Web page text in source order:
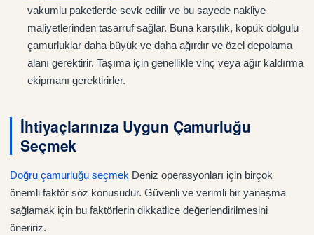
vakumlu paketlerde sevk edilir ve bu sayede nakliye
maliyetlerinden tasarruf sağlar. Buna karşılık, köpük dolgulu
çamurluklar daha büyük ve daha ağırdır ve özel depolama
alanı gerektirir. Taşıma için genellikle vinç veya ağır kaldırma
ekipmanı gerektirirler.
İhtiyaçlarınıza Uygun Çamurluğu
Seçmek
Doğru çamurluğu seçmek Deniz operasyonları için birçok
önemli faktör söz konusudur. Güvenli ve verimli bir yanaşma
sağlamak için bu faktörlerin dikkatlice değerlendirilmesini
öneririz.